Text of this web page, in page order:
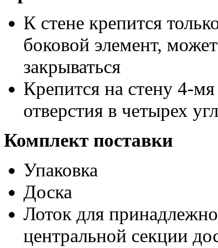
К стене крепится
боковой элемент,
закрываться
Крепится на стену 4-
отверстия в четырех
Комплект поставки
Упаковка
Доска
Лоток для
центральной секции